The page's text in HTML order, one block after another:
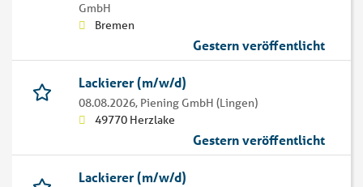
GmbH
Bremen
Gestern veröffentlicht
Lackierer (m/w/d)
08.08.2026, Piening GmbH (Lingen)
49770 Herzlake
Gestern veröffentlicht
Lackierer (m/w/d)